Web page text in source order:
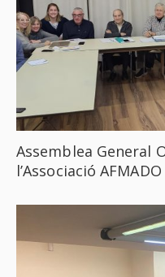
Assemblea General
l’Associació AFMADO